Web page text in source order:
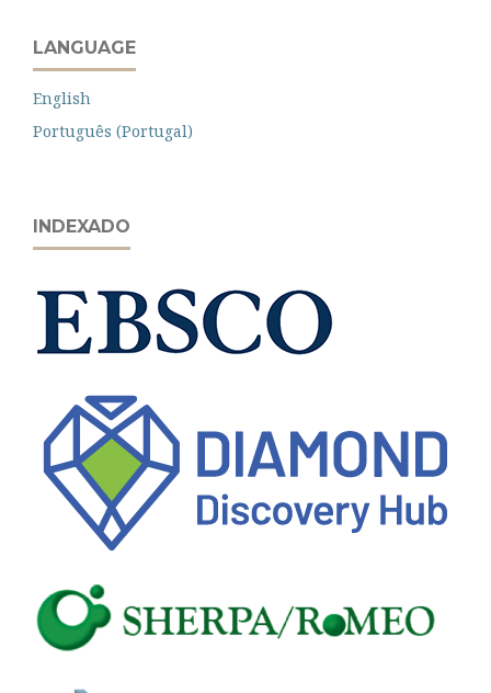
LANGUAGE
English
Português (Portugal)
INDEXADO